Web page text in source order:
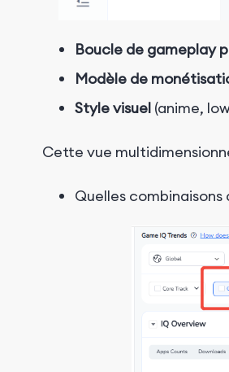
Boucle de gameplay
Modèle de
Style visuel (anime,
Cette vue
Quelles